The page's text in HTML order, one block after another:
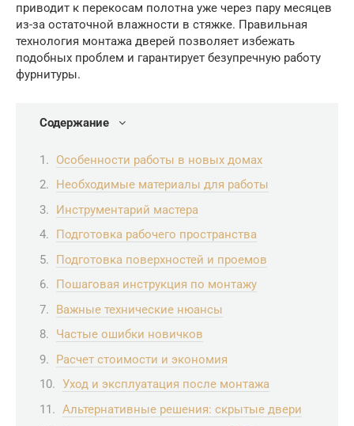
приводит к перекосам полотна уже через пару месяцев
из-за остаточной влажности в стяжке. Правильная
технология монтажа дверей позволяет избежать
подобных проблем и гарантирует безупречную работу
фурнитуры.
Содержание
Особенности работы в новых домах
Необходимые материалы для работы
Инструментарий мастера
Подготовка рабочего пространства
Подготовка поверхностей и проемов
Пошаговая инструкция по монтажу
Важные технические нюансы
Частые ошибки новичков
Расчет стоимости и экономия
Уход и эксплуатация после монтажа
Альтернативные решения: скрытые двери